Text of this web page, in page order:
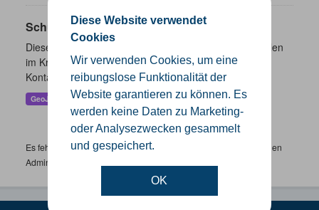
Diese Website verwendet
Cookies
Wir verwenden Cookies, um eine
reibungslose Funktionalität der
Website garantieren zu können. Es
werden keine Daten zu Marketing-
oder Analysezwecken gesammelt
und gespeichert.
OK
Schulen
Dieser Datensatz beinhaltet eine Darstellung der Schulen
im Kreis Gütersloh mit Angaben zu Schulform,
Kontaktmöglichkeiten, Pausenzeiten und Schulträger.
GeoJSON SHP
Es fehlen spezifische Datensätze? Wenden Sie sich bitte an einen
Administrator unter: